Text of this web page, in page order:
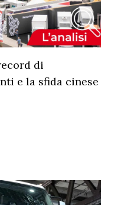
di
e la sfida cinese